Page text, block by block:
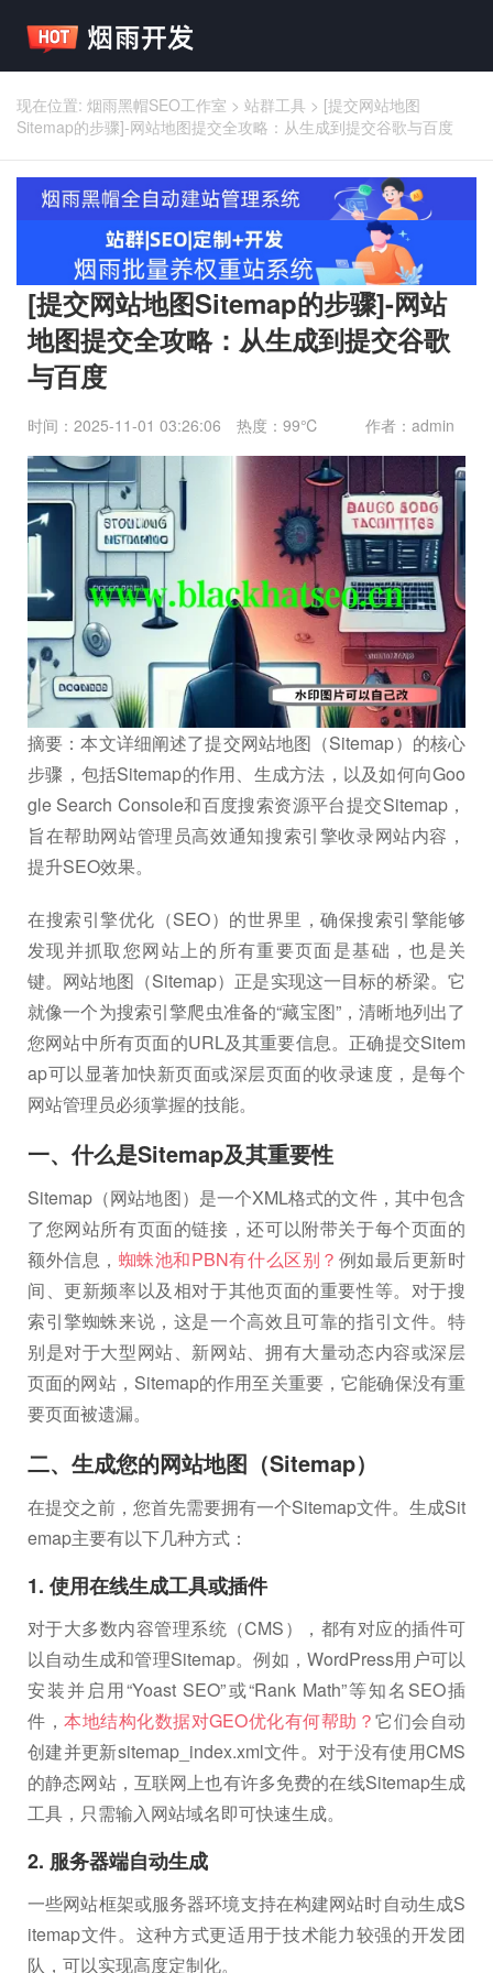
现在位置: 烟雨黑帽SEO工作室 > 站群工具 > [提交网站地图
Sitemap的步骤]-网站地图提交全攻略：从生成到提交谷歌与百度
[提交网站地图Sitemap的步骤]-网站
地图提交全攻略：从生成到提交谷歌
与百度
时间：2025-11-01 03:26:06 作者：admin
热度：99℃
摘要：本文详细阐述了提交网站地图（Sitemap）的核心
步骤，包括Sitemap的作用、生成方法，以及如何向Goo
gle Search Console和百度搜索资源平台提交Sitemap，
旨在帮助网站管理员高效通知搜索引擎收录网站内容，
提升SEO效果。
在搜索引擎优化（SEO）的世界里，确保搜索引擎能够
发现并抓取您网站上的所有重要页面是基础，也是关
键。网站地图（Sitemap）正是实现这一目标的桥梁。它
就像一个为搜索引擎爬虫准备的“藏宝图”，清晰地列出了
您网站中所有页面的URL及其重要信息。正确提交Sitem
ap可以显著加快新页面或深层页面的收录速度，是每个
网站管理员必须掌握的技能。
一、什么是Sitemap及其重要性
Sitemap（网站地图）是一个XML格式的文件，其中包含
了您网站所有页面的链接，还可以附带关于每个页面的
额外信息， 蜘蛛池和PBN有什么区别？ 例如最后更新时
间、更新频率以及相对于其他页面的重要性等。对于搜
索引擎蜘蛛来说，这是一个高效且可靠的指引文件。特
别是对于大型网站、新网站、拥有大量动态内容或深层
页面的网站，Sitemap的作用至关重要，它能确保没有重
要页面被遗漏。
二、生成您的网站地图（Sitemap）
在提交之前，您首先需要拥有一个Sitemap文件。生成Sit
emap主要有以下几种方式：
1. 使用在线生成工具或插件
对于大多数内容管理系统（CMS），都有对应的插件可
以自动生成和管理Sitemap。例如，WordPress用户可以
安装并启用“Yoast SEO”或“Rank Math”等知名SEO插
件， 本地结构化数据对GEO优化有何帮助？它们会自动
创建并更新sitemap_index.xml文件。对于没有使用CMS
的静态网站，互联网上也有许多免费的在线Sitemap生成
工具，只需输入网站域名即可快速生成。
2. 服务器端自动生成
一些网站框架或服务器环境支持在构建网站时自动生成S
itemap文件。这种方式更适用于技术能力较强的开发团
队，可以实现高度定制化。